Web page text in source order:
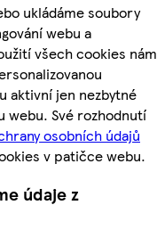
ukládáme soubory
webu a
všech cookies nám
aktivní jen nezbytné
Své rozhodnutí
osobních údajů
v patičce webu.
údaje z